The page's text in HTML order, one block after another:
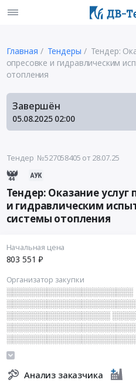
Главная Тендеры
Тендер:
опресовке и гидравлическим
отопления
Завершён
05.08.2025 02:00
Тендер №527058405 от 28.07.25
Тендер: Оказание услуг
и гидравлическим
системы отопления
Начальная цена
803 551 ₽
Организатор закупки
░░░░░░░░░░░░░░░░░░░░░░
░░░░░░░░░░░░░░░░░░
░░░░░░░░░░ ░░░ ░░
░░░░░░░░░░░░░░░░░░░
Анализ заказчика